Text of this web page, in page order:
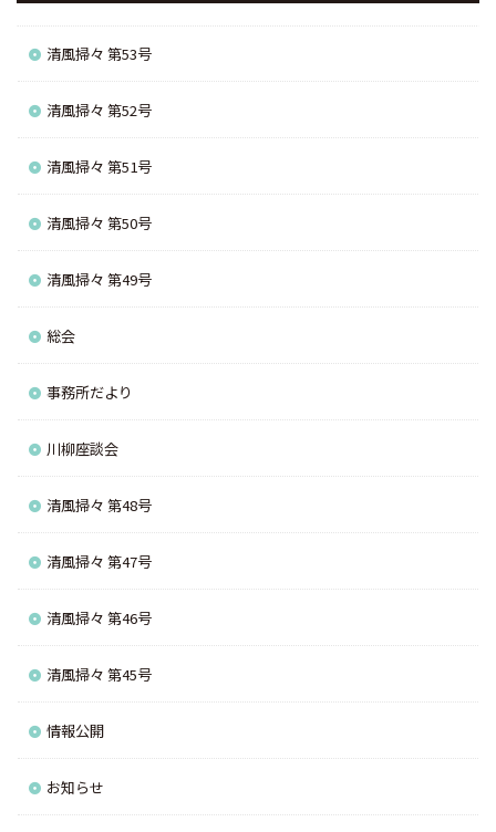
清風掃々 第53号
清風掃々 第52号
清風掃々 第51号
清風掃々 第50号
清風掃々 第49号
総会
事務所だより
川柳座談会
清風掃々 第48号
清風掃々 第47号
清風掃々 第46号
清風掃々 第45号
情報公開
お知らせ